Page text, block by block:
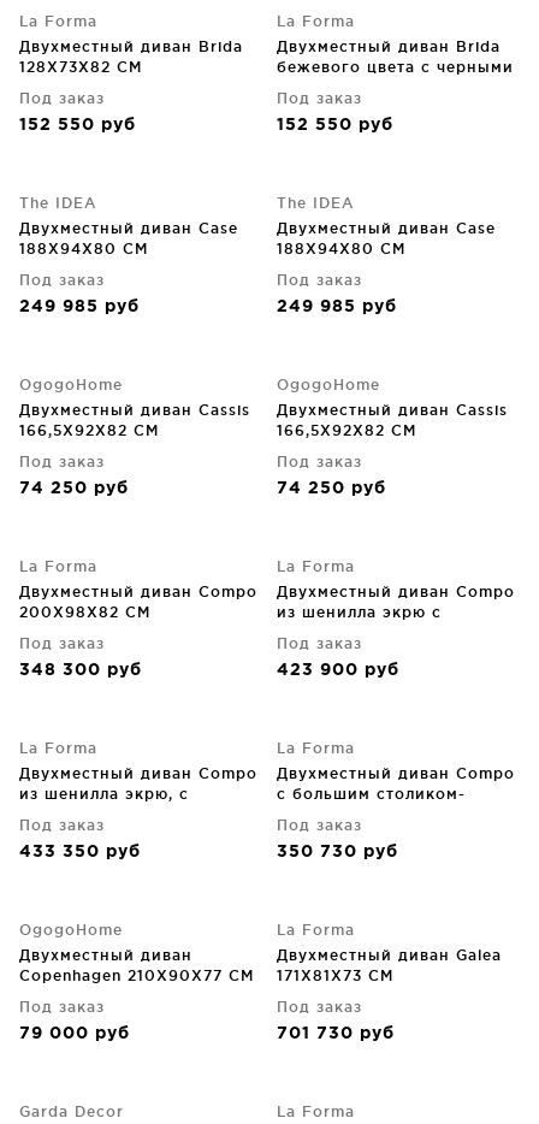
La Forma
Двухместный диван Brida
128X73X82 CM
Под заказ
152 550 руб
La Forma
Двухместный диван Brida
бежевого цвета с черными
Под заказ
152 550 руб
The IDEA
Двухместный диван Case
188X94X80 CM
Под заказ
249 985 руб
The IDEA
Двухместный диван Case
188X94X80 CM
Под заказ
249 985 руб
OgogoHome
Двухместный диван Cassis
166,5X92X82 CM
Под заказ
74 250 руб
OgogoHome
Двухместный диван Cassis
166,5X92X82 CM
Под заказ
74 250 руб
La Forma
Двухместный диван Compo
200X98X82 CM
Под заказ
348 300 руб
La Forma
Двухместный диван Compo
из шенилла экрю с
подносом под дубовый
шпон и бежевым
Под заказ
423 900 руб
La Forma
Двухместный диван Compo
из шенилла экрю, с
дубового шпона и
бежевым металлическим
Под заказ
433 350 руб
La Forma
Двухместный диван Compo
с большим столиком-
металлическим каркасом
200X98X82 CM
Под заказ
350 730 руб
OgogoHome
Двухместный диван
Copenhagen 210X90X77 CM
Под заказ
79 000 руб
La Forma
Двухместный диван Galea
171X81X73 CM
Под заказ
701 730 руб
Garda Decor
La Forma